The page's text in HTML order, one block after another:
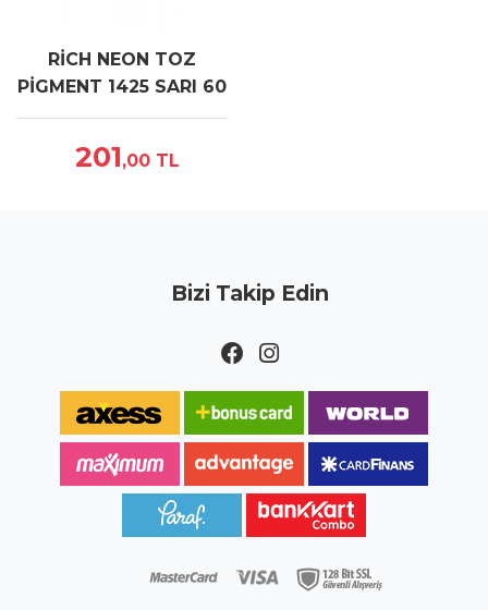
RİCH NEON TOZ
PİGMENT 1425 SARI 60
cc
201,00 TL
Bizi Takip Edin